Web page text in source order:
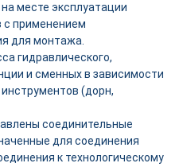
месте эксплуатации
с применением
для монтажа.
гидравлического,
и сменных в зависимости
(дорн,
соединительные
для соединения
к технологическому